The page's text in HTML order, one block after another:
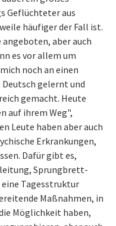
Geflüchteter aus
häufiger der Fall ist.
aber auch
es vor allem um
noch an einen
Deutsch gelernt und
gemacht. Heute
auf ihrem Weg",
Leute haben aber auch
Erkrankungen,
Dafür gibt es,
Sprungbrett-
Tagesstruktur
Maßnahmen, in
Möglichkeit haben,